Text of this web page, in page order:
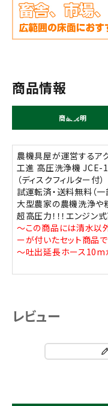
商品情報
商品説明
農機具屋が運営するア
工進 高圧洗浄機 JCE-
（ディスクフィルター付
試運転済・送料無料（一
大型農家の農機洗浄や
超高圧力！！！エンジン
～この商品には清水以
ーが付いたセット商品
～吐出延長ホース10m
レビュー